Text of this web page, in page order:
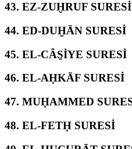
43. EZ-ZUḪRUF SURESİ
44. ED-DUḪĀN SURESİ
45. EL-CÂS̱İYE SURESİ
46. EL-AḤKĀF SURESİ
47. MUḤAMMED
48. EL-FETḤ SURESİ